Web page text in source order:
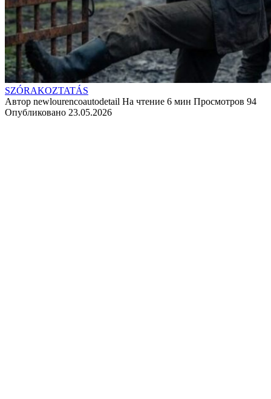
SZÓRAKOZTATÁS
Автор newlourencoautodetail На чтение 6 мин Просмотров 94
Опубликовано 23.05.2026